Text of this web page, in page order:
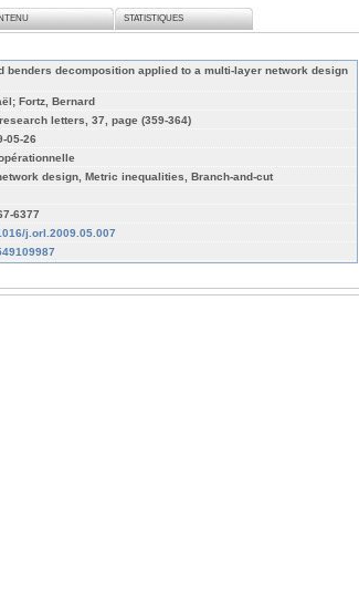
STATISTIQUES
benders decomposition applied to a multi-layer network design
Fortz, Bernard
letters, 37, page (359-364)
05-26
design, Metric inequalities, Branch-and-cut
6377
j.orl.2009.05.007